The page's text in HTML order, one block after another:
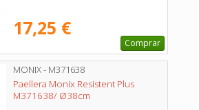
17,25 €
Comprar
MONIX - M371638
Paellera Monix Resistent Plus
M371638/ Ø38cm